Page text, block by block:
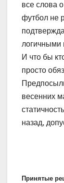
все слова
футбол не
логичными
И что бы
просто
весенних
назад,
Принятые